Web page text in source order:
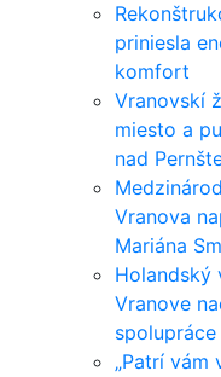
priniesla
komfort
Vranovskí
miesto a
nad
Vranova
Mariána
Holandský
Vranove
spolupráce
„Patrí vám